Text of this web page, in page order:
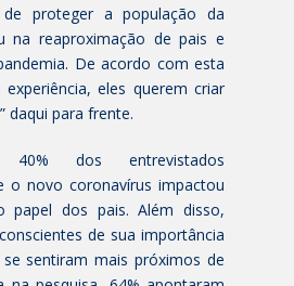
proteger a população da
na reaproximação de pais e
De acordo com esta
eles querem criar
daqui para frente.
dos entrevistados
o novo coronavírus impactou
papel dos pais. Além disso,
de sua importância
sentiram mais próximos de